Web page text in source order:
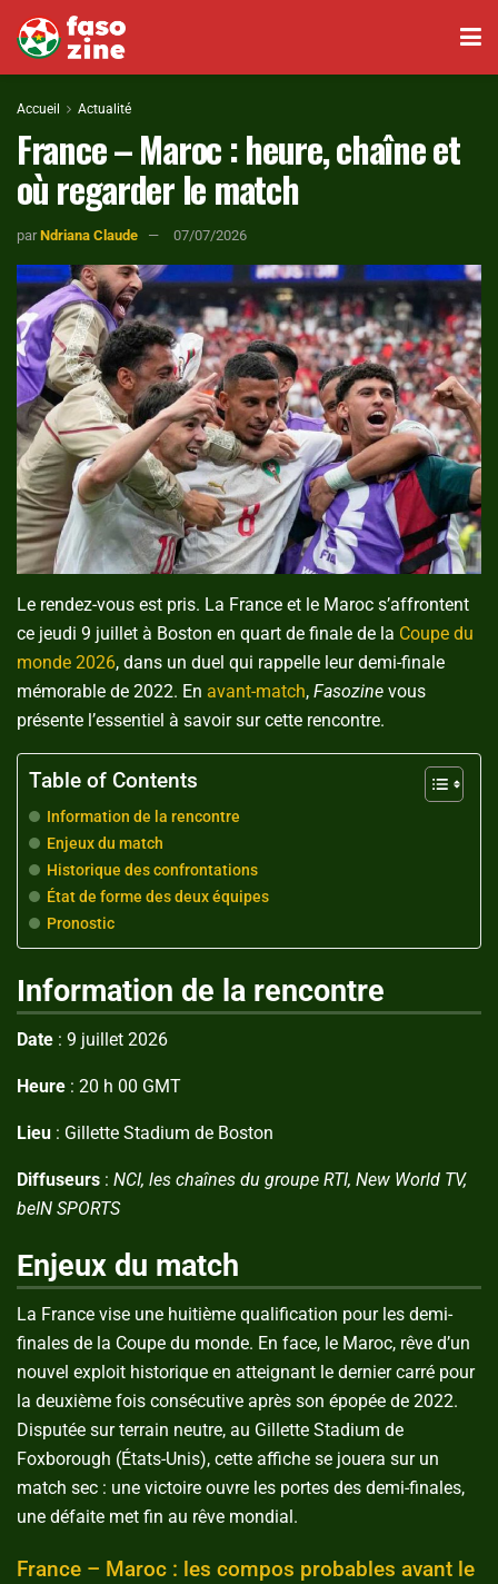
Accueil Actualité
France – Maroc : heure, chaîne et
où regarder le match
par Ndriana Claude 07/07/2026
Le rendez-vous est pris. La France et le Maroc s’affrontent
ce jeudi 9 juillet à Boston en quart de finale de la Coupe du
monde 2026, dans un duel qui rappelle leur demi-finale
mémorable de 2022. En avant-match, Fasozine vous
présente l’essentiel à savoir sur cette rencontre.
Table of Contents
Information de la rencontre
Enjeux du match
Historique des confrontations
État de forme des deux équipes
Pronostic
Information de la rencontre
Date : 9 juillet 2026
Heure : 20 h 00 GMT
Lieu : Gillette Stadium de Boston
Diffuseurs : NCI, les chaînes du groupe RTI, New World TV,
beIN SPORTS
Enjeux du match
La France vise une huitième qualification pour les demi-
finales de la Coupe du monde. En face, le Maroc, rêve d’un
nouvel exploit historique en atteignant le dernier carré pour
la deuxième fois consécutive après son épopée de 2022.
Disputée sur terrain neutre, au Gillette Stadium de
Foxborough (États-Unis), cette affiche se jouera sur un
match sec : une victoire ouvre les portes des demi-finales,
une défaite met fin au rêve mondial.
France – Maroc : les compos probables avant le